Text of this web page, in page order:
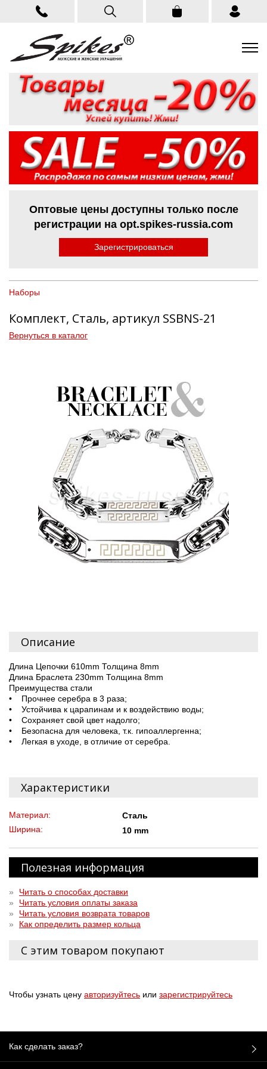
Оптовые цены доступны только после
регистрации на opt.spikes-russia.com
Зарегистрироваться
Наборы
Комплект, Сталь, артикул SSBNS-21
Вернуться в каталог
Описание
Длина Цепочки 610mm Толщина 8mm
Длина Браслета 230mm Толщина 8mm
Преимущества стали
• Прочнее серебра в 3 раза;
• Устойчива к царапинам и к воздействию воды;
• Сохраняет свой цвет надолго;
• Безопасна для человека, т.к. гипоаллергенна;
• Легкая в уходе, в отличие от серебра.
Характеристики
Материал:
Сталь
Ширина:
10 mm
Полезная информация
»
Читать о способах доставки
»
Читать условия оплаты заказа
»
Читать условия возврата товаров
»
Как определить размер кольца
С этим товаром покупают
Чтобы узнать цену авторизуйтесь или зарегистрируйтесь
Как сделать заказ?